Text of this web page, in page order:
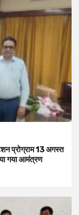
प्रोग्राम 13 अगस्त
गया आमंत्रण